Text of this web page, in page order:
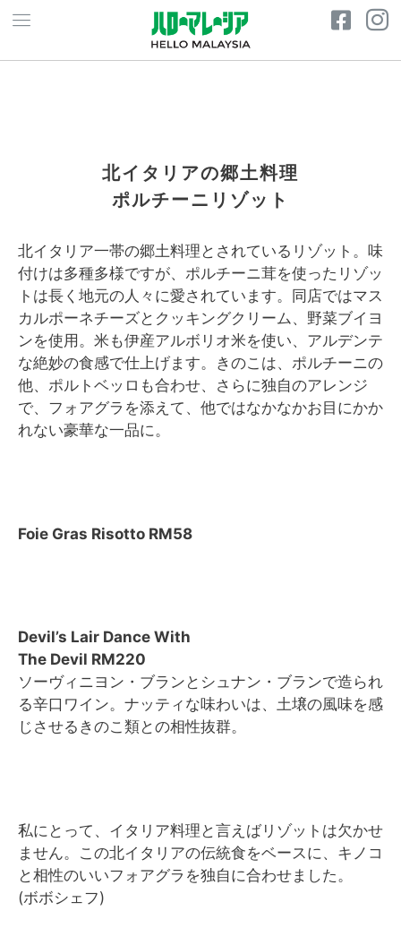
北イタリアの郷土料理
ポルチーニリゾット
北イタリア一帯の郷土料理とされているリゾット。味
付けは多種多様ですが、ポルチーニ茸を使ったリゾッ
トは長く地元の人々に愛されています。同店ではマス
カルポーネチーズとクッキングクリーム、野菜ブイヨ
ンを使用。米も伊産アルボリオ米を使い、アルデンテ
な絶妙の食感で仕上げます。きのこは、ポルチーニの
他、ポルトベッロも合わせ、さらに独自のアレンジ
で、フォアグラを添えて、他ではなかなかお目にかか
れない豪華な一品に。
Foie Gras Risotto RM58
Devil’s Lair Dance With
The Devil RM220
ソーヴィニヨン・ブランとシュナン・ブランで造られ
る辛口ワイン。ナッティな味わいは、土壌の風味を感
じさせるきのこ類との相性抜群。
私にとって、イタリア料理と言えばリゾットは欠かせ
ません。この北イタリアの伝統食をベースに、キノコ
と相性のいいフォアグラを独自に合わせました。
(ボボシェフ)